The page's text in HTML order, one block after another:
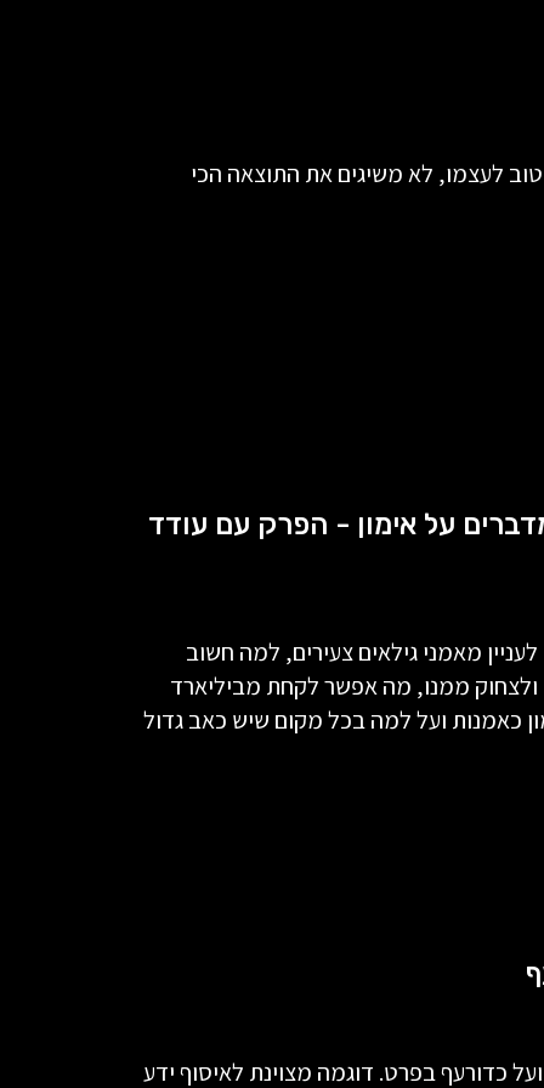
לעצמו, לא משיגים את התוצאה הכי
על אימון - הפרק עם עודד
מאמני גילאים צעירים, למה חשוב
ולצחוק ממנו, מה אפשר לקחת מביליארד
כאמנות ועל למה בכל מקום שיש כאב גדול
כדורעף בפרט. דוגמה מצוינת לאיסוף ידע